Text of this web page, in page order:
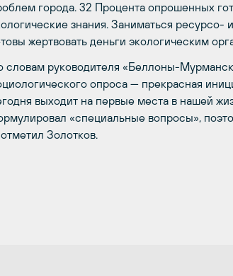
города. 32 Процента опрошенных
знания. Заниматься
жертвовать деньги экологическим
словам руководителя «Беллоны-
опроса — прекрасная
выходит на первые места в нашей
«специальные вопросы»,
отметил Золотков.